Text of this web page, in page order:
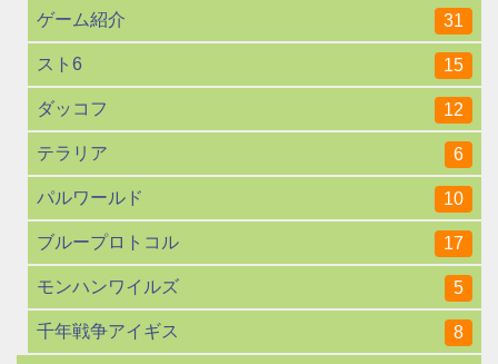
ゲーム紹介 31
スト6 15
ダッコフ 12
テラリア 6
パルワールド 10
ブループロトコル 17
モンハンワイルズ 5
千年戦争アイギス 8